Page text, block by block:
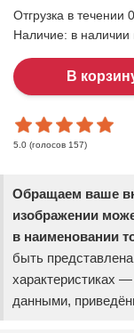
Отгрузка в течении
Наличие: в наличии
5.0 (голосов 157)
Обращаем ваше
изображении
в наименовании
быть
характеристиках
данными,